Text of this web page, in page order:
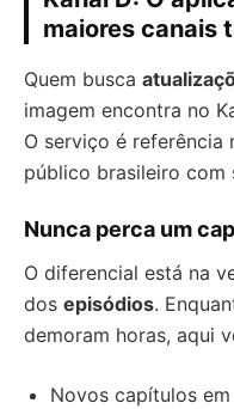
maiores canais
Quem busca
imagem encontra no
O serviço é referência
público brasileiro com
Nunca perca um
O diferencial está na
dos episódios.
demoram horas, aqui
Novos capítulos